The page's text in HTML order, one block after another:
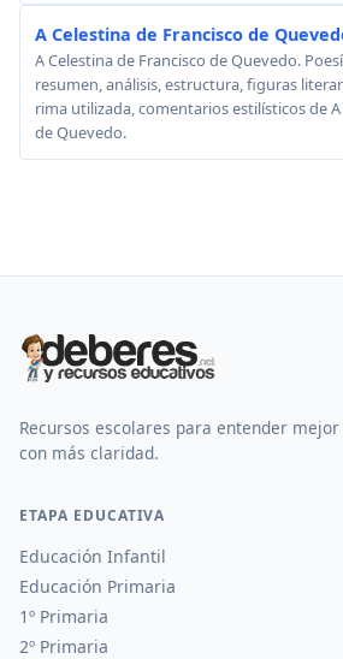
A Celestina de Francisco de
A Celestina de Francisco de Quevedo.
resumen, análisis, estructura, figuras
rima utilizada, comentarios estilísticos de
de Quevedo.
Recursos escolares para entender
con más claridad.
ETAPA EDUCATIVA
Educación Infantil
Educación Primaria
1º Primaria
2º Primaria